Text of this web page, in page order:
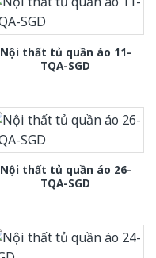
Nội thất tủ quần áo 11-
TQA-SGD
Nội thất tủ quần áo 26-
TQA-SGD